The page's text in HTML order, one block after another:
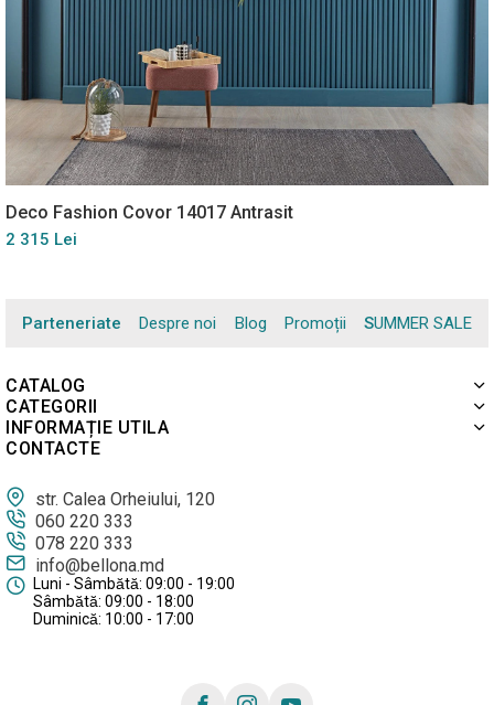
Deco Fashion Covor 14017 Antrasit
2 315 Lei
Parteneriate Despre noi Blog Promoții SUMMER SALE
CATALOG
CATEGORII
INFORMAȚIE UTILA
CONTACTE
str. Calea Orheiului, 120
060 220 333
078 220 333
info@bellona.md
Luni - Sâmbătă: 09:00 - 19:00
Sâmbătă: 09:00 - 18:00
Duminică: 10:00 - 17:00